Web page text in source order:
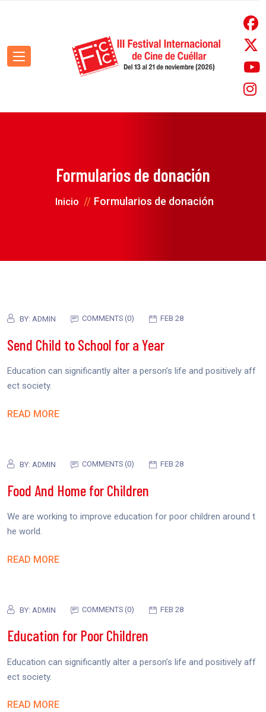
Formularios de donación
Inicio Formularios de donación
BY: ADMIN COMMENTS (0) FEB 28
Send Child to School for a Year
Education can significantly alter a person’s life and positively aff
ect society.
READ MORE
BY: ADMIN COMMENTS (0) FEB 28
Food And Home for Children
We are working to improve education for poor children around t
he world.
READ MORE
BY: ADMIN COMMENTS (0) FEB 28
Education for Poor Children
Education can significantly alter a person’s life and positively aff
ect society.
READ MORE